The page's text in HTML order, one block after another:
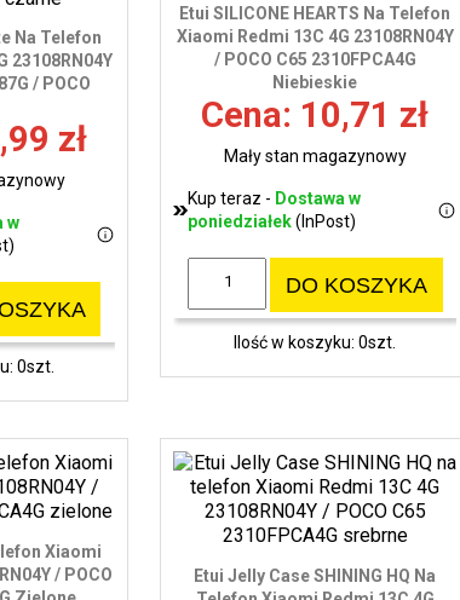
Na Telefon
23108RN04Y
/ POCO
zł
w
0szt.
Etui SILICONE HEARTS Na Telefon
Xiaomi Redmi 13C 4G 23108RN04Y
/ POCO C65 2310FPCA4G
Niebieskie
Cena: 10,71 zł
Mały stan magazynowy
Kup teraz - Dostawa w
poniedziałek(InPost)
DO KOSZYKA
Ilość w koszyku: 0szt.
Xiaomi
/ POCO
Etui Jelly Case SHINING HQ Na